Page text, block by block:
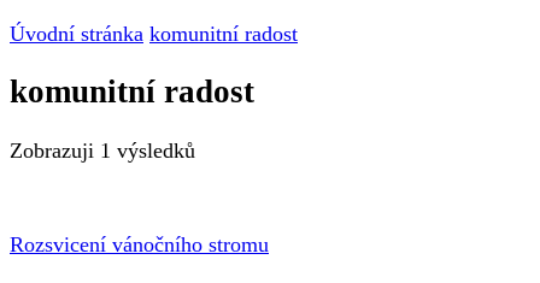
Úvodní stránka komunitní radost
komunitní radost
Zobrazuji 1 výsledků
Rozsvicení vánočního stromu